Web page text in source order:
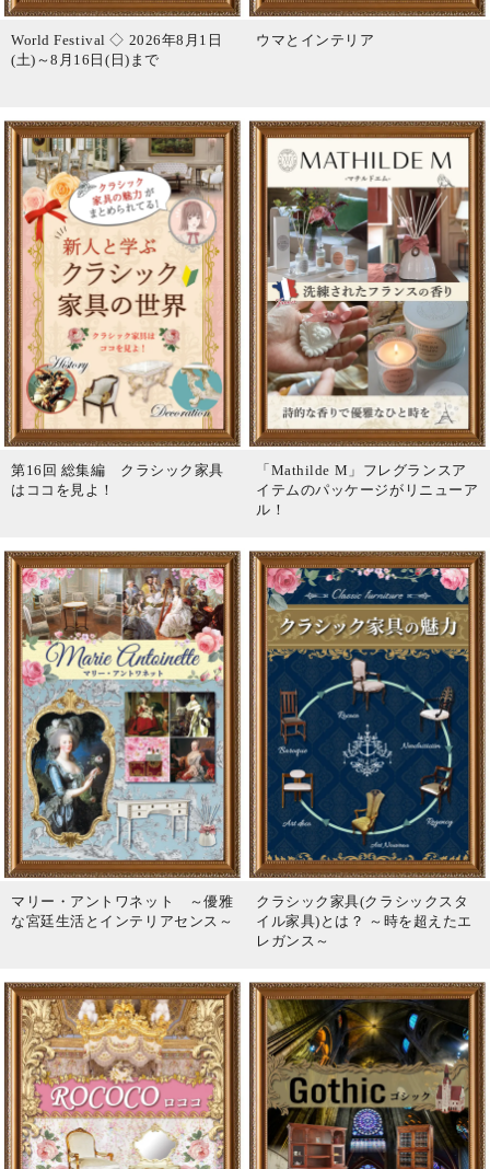
World Festival ◇ 2026年8月1日
(土)～8月16日(日)まで
ウマとインテリア
第16回 総集編 クラシック家具
はココを見よ！
「Mathilde M」フレグランスア
イテムのパッケージがリニューア
ル！
マリー・アントワネット ～優雅
な宮廷生活とインテリアセンス～
クラシック家具(クラシックスタ
イル家具)とは？ ～時を超えたエ
レガンス～